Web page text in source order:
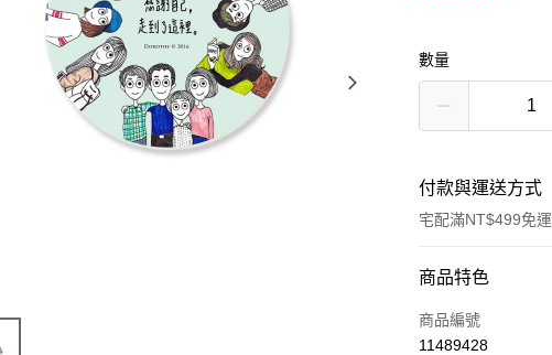
數量
付款與運送方式
宅配滿NT$499免運
付款方式
信用卡一次付款
商品特色
商品編號
11489428